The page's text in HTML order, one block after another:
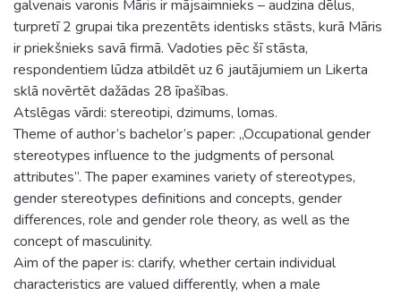
galvenais varonis Māris ir mājsaimnieks – audzina dēlus,
turpretī 2 grupai tika prezentēts identisks stāsts, kurā Māris
ir priekšnieks savā firmā. Vadoties pēc šī stāsta,
respondentiem lūdza atbildēt uz 6 jautājumiem un Likerta
sklā novērtēt dažādas 28 īpašības.
Atslēgas vārdi: stereotipi, dzimums, lomas.
Theme of author’s bachelor’s paper: „Occupational gender
stereotypes influence to the judgments of personal
attributes”. The paper examines variety of stereotypes,
gender stereotypes definitions and concepts, gender
differences, role and gender role theory, as well as the
concept of masculinity.
Aim of the paper is: clarify, whether certain individual
characteristics are valued differently, when a male